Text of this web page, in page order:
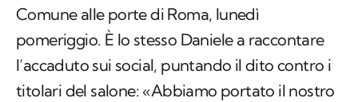
Comune alle porte di Roma, lunedì
pomeriggio. È lo stesso Daniele a raccontare
l’accaduto sui social, puntando il dito contro i
titolari del salone: «Abbiamo portato il nostro